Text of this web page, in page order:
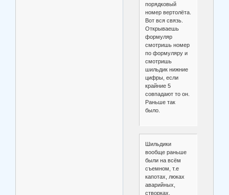
порядковый
номер вертолёта.
Вот вся связь.
Открываешь
формуляр
смотришь номер
по формуляру и
смотришь
шильдик нижние
цифры, если
крайние 5
совпадают то он.
Раньше так
было.
Шильдики
вообще раньше
были на всём
съемном, т.е
капотах, люках
аварийных,
створках,